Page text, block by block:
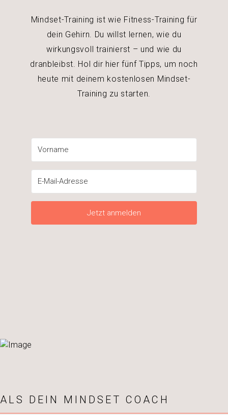
Mindset-Training ist wie Fitness-Training für
dein Gehirn. Du willst lernen, wie du
wirkungsvoll trainierst – und wie du
dranbleibst. Hol dir hier fünf Tipps, um noch
heute mit deinem kostenlosen Mindset-
Training zu starten.
Jetzt anmelden
ALS DEIN MINDSET COACH